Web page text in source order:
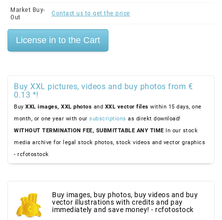
Market Buy-
Out
Contact us to get the price
Buy XXL pictures, videos and buy photos from €
0.13 *!
Buy XXL images, XXL photos and XXL vector files within 15 days, one
month, or one year with our subscriptions as direkt download!
WITHOUT TERMINATION FEE, SUBMITTABLE ANY TIME In our stock
media archive for legal stock photos, stock videos and vector graphics
- rcfotostock
Buy images, buy photos, buy videos and buy
vector illustrations with credits and pay
immediately and save money! - rcfotostock